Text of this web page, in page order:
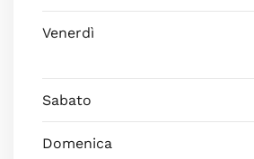
Venerdì
Sabato
Domenica